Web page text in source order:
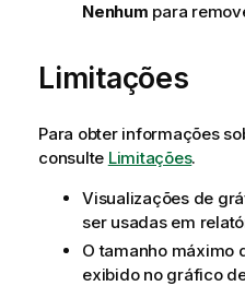
Nenhum para
Limitações
Para obter informações
consulte Limitações.
Visualizações de
ser usadas em
O tamanho máximo
exibido no gráfico